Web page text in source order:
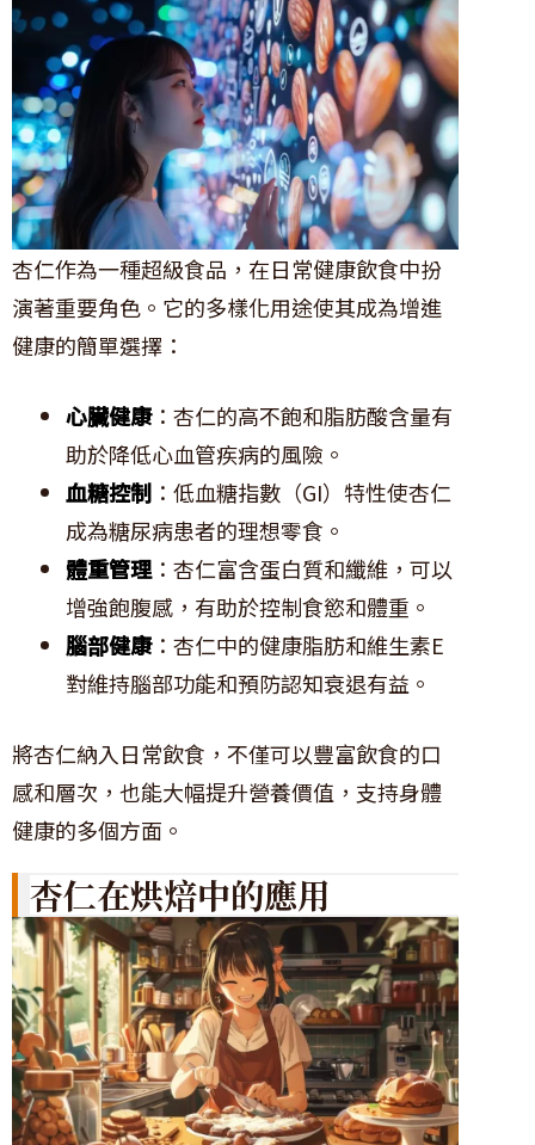
杏仁作為一種超級食品，在日常健康飲食中扮
演著重要角色。它的多樣化用途使其成為增進
健康的簡單選擇：
心臟健康：杏仁的高不飽和脂肪酸含量有
助於降低心血管疾病的風險。
血糖控制 ：低血糖指數（GI）特性使杏仁
成為糖尿病患者的理想零食。
體重管理：杏仁富含蛋白質和纖維，可以
增強飽腹感，有助於控制食慾和體重。
腦部健康：杏仁中的健康脂肪和維生素E
對維持腦部功能和預防認知衰退有益。
將杏仁納入日常飲食，不僅可以豐富飲食的口
感和層次，也能大幅提升營養價值，支持身體
健康的多個方面。
杏仁在烘焙中的應用